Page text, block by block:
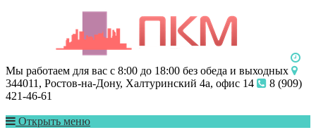
Мы работаем для вас с 8:00 до 18:00 без обеда и выходных
344011, Ростов-на-Дону, Халтуринский 4а, офис 14
8 (909)
421-46-61
Открыть меню